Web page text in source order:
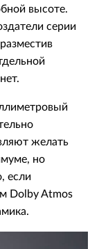
высоте.
серии
желать
но
если
Dolby Atmos